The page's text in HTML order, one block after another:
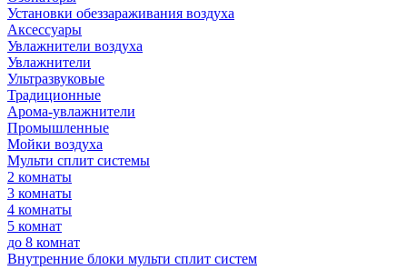
Установки обеззараживания воздуха
Аксессуары
Увлажнители воздуха
Увлажнители
Ультразвуковые
Традиционные
Арома-увлажнители
Промышленные
Мойки воздуха
Мульти сплит системы
2 комнаты
3 комнаты
4 комнаты
5 комнат
до 8 комнат
Внутренние блоки мульти сплит систем